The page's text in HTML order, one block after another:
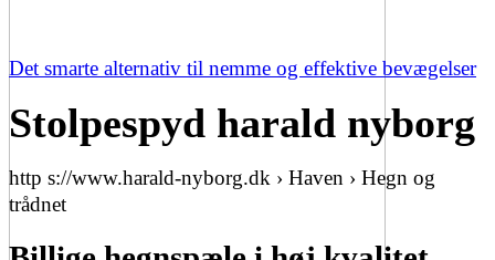
Det smarte alternativ til nemme og effektive bevægelser
Stolpespyd harald nyborg
http s://www.harald-nyborg.dk › Haven › Hegn og
trådnet